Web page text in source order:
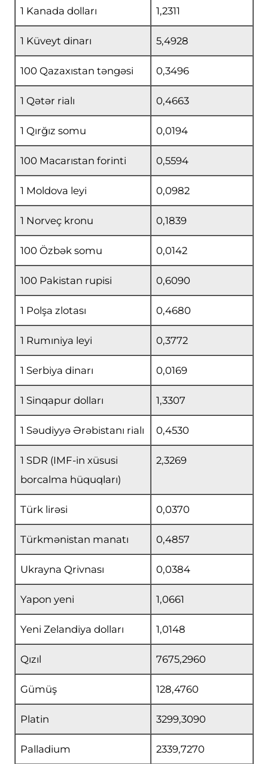
1 Kanada dolları 1,2311
1 Küveyt dinarı 5,4928
100 Qazaxıstan təngəsi 0,3496
1 Qətər rialı 0,4663
1 Qırğız somu 0,0194
100 Macarıstan forinti 0,5594
1 Moldova leyi 0,0982
1 Norveç kronu 0,1839
100 Özbək somu 0,0142
100 Pakistan rupisi 0,6090
1 Polşa zlotası 0,4680
1 Rumıniya leyi 0,3772
1 Serbiya dinarı 0,0169
1 Sinqapur dolları 1,3307
1 Səudiyyə Ərəbistanı rialı 0,4530
1 SDR (IMF-in xüsusi
borcalma hüquqları)
2,3269
Türk lirəsi 0,0370
Türkmənistan manatı 0,4857
Ukrayna Qrivnası 0,0384
Yapon yeni 1,0661
Yeni Zelandiya dolları 1,0148
Qızıl 7675,2960
Gümüş 128,4760
Platin 3299,3090
Palladium 2339,7270